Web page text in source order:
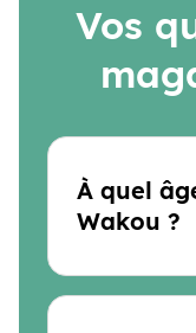
Vos
À quel
Wakou ?